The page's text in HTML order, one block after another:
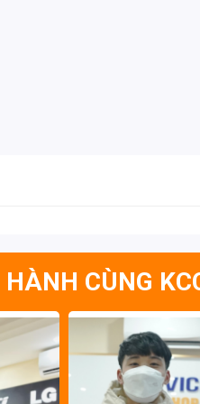
CÙNG